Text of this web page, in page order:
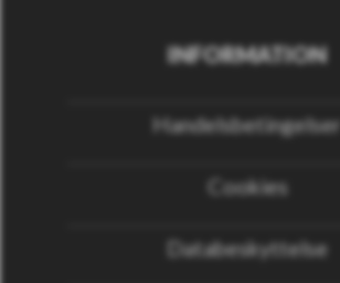
INFORMATION
Handelsbetingelser
Cookies
Databeskyttelse